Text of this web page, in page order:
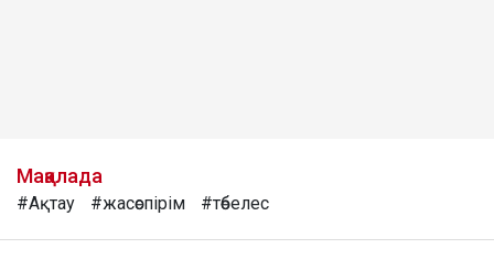
Мақалада
#Ақтау #жасөспірім #төбелес